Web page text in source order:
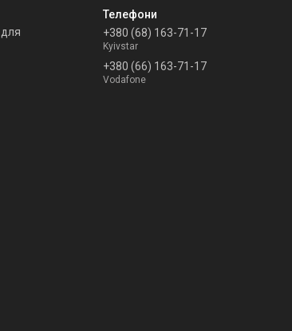
+380 (68) 163-71-17
Kyivstar
+380 (66) 163-71-17
Vodafone